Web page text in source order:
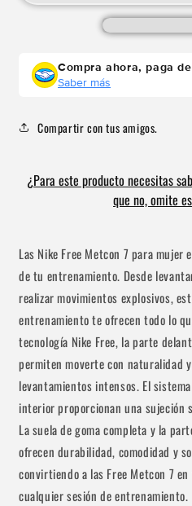
Compra ahora, paga
Saber más
Compartir con tus amigos.
¿Para este producto necesitas
que no, omite
Las Nike Free Metcon 7 para
de tu entrenamiento. Desde
realizar movimientos explosivos,
entrenamiento te ofrecen todo lo
tecnología Nike Free, la parte
permiten moverte con naturalidad
levantamientos intensos. El
interior proporcionan una sujeción
La suela de goma completa y la
ofrecen durabilidad, comodidad y
convirtiendo a las Free Metcon 7
cualquier sesión de entrenamiento.
Compra ahora
sin tarjeta
1 Agrega tu
pagar con Meses
2 En tu cuenta de
la cantidad de
Paga mes a mes
débito u otros
Crédito sujeto
¿Tienes dudas?
Se requiere iniciar